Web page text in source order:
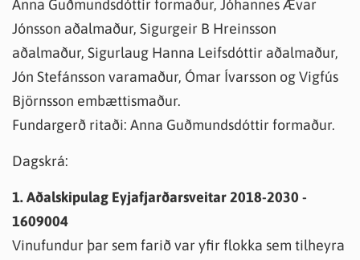
Anna Guðmundsdóttir formaður, Jóhannes Ævar
Jónsson aðalmaður, Sigurgeir B Hreinsson
aðalmaður, Sigurlaug Hanna Leifsdóttir aðalmaður,
Jón Stefánsson varamaður, Ómar Ívarsson og Vigfús
Björnsson embættismaður.
Fundargerð ritaði: Anna Guðmundsdóttir formaður.
Dagskrá:
1. Aðalskipulag Eyjafjarðarsveitar 2018-2030 -
1609004
Vinufundur þar sem farið var yfir flokka sem tilheyra